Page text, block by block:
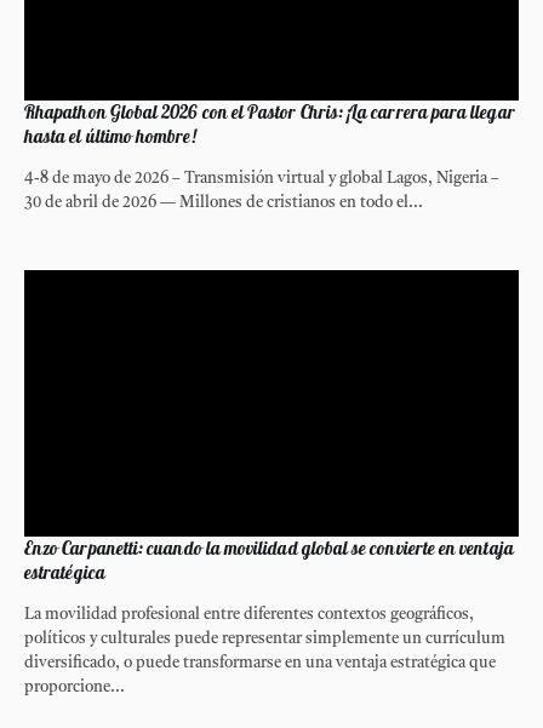
Rhapathon Global 2026 con el Pastor Chris: ¡La carrera para llegar
hasta el último hombre!
4-8 de mayo de 2026 – Transmisión virtual y global Lagos, Nigeria –
30 de abril de 2026 — Millones de cristianos en todo el...
Enzo Carpanetti: cuando la movilidad global se convierte en ventaja
estratégica
La movilidad profesional entre diferentes contextos geográficos,
políticos y culturales puede representar simplemente un currículum
diversificado, o puede transformarse en una ventaja estratégica que
proporcione...